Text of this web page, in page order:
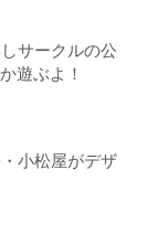
サークルの公
遊ぶよ！
小松屋がデザ